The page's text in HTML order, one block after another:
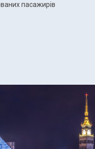
пасажирів